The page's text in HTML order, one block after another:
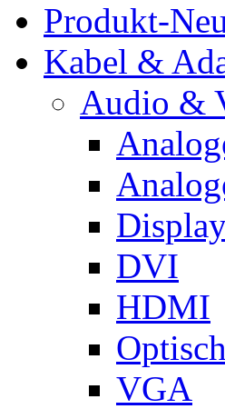
Produkt-
Kabel &
Audio &
DVI
HDMI
VGA